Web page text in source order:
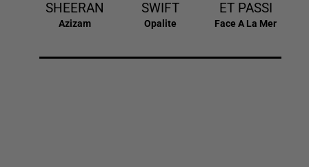
SHEERAN
Azizam
SWIFT
Opalite
ET PASSI
Face A La Mer